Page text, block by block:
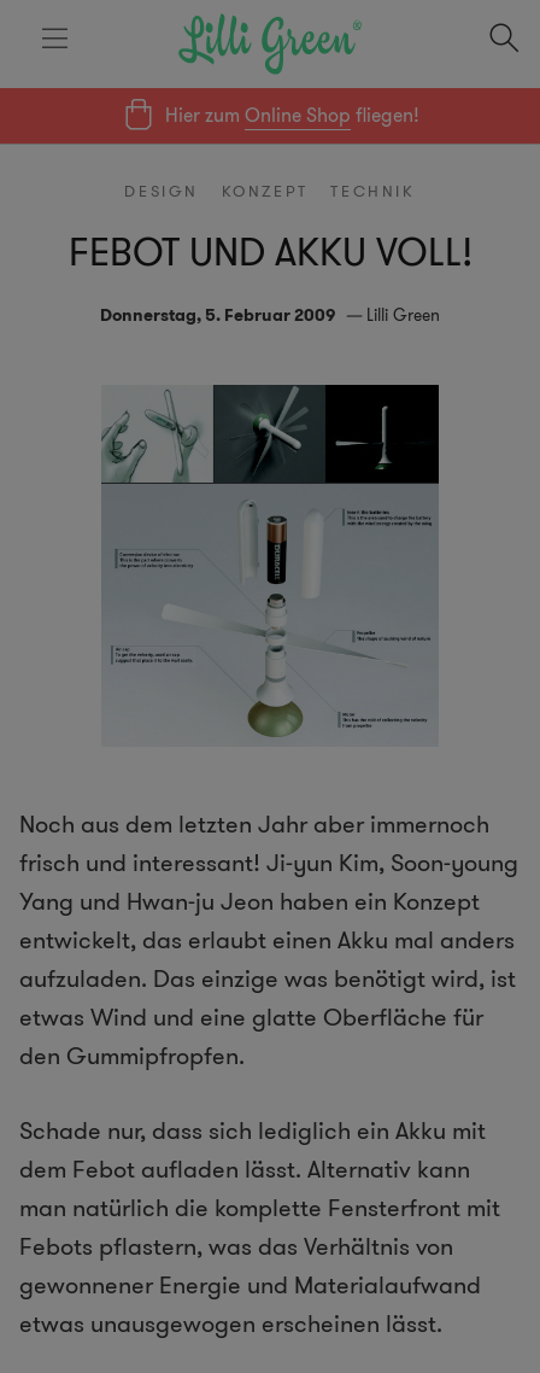
Hier zumOnline Shop fliegen!
DESIGN KONZEPT TECHNIK
FEBOT UND AKKU VOLL!
Donnerstag, 5. Februar 2009 Lilli Green
Noch aus dem letzten Jahr aber immernoch
frisch und interessant! Ji-yun Kim, Soon-young
Yang und Hwan-ju Jeon haben ein Konzept
entwickelt, das erlaubt einen Akku mal anders
aufzuladen. Das einzige was benötigt wird, ist
etwas Wind und eine glatte Oberfläche für
den Gummipfropfen.
Schade nur, dass sich lediglich ein Akku mit
dem Febot aufladen lässt. Alternativ kann
man natürlich die komplette Fensterfront mit
Febots pflastern, was das Verhältnis von
gewonnener Energie und Materialaufwand
etwas unausgewogen erscheinen lässt.